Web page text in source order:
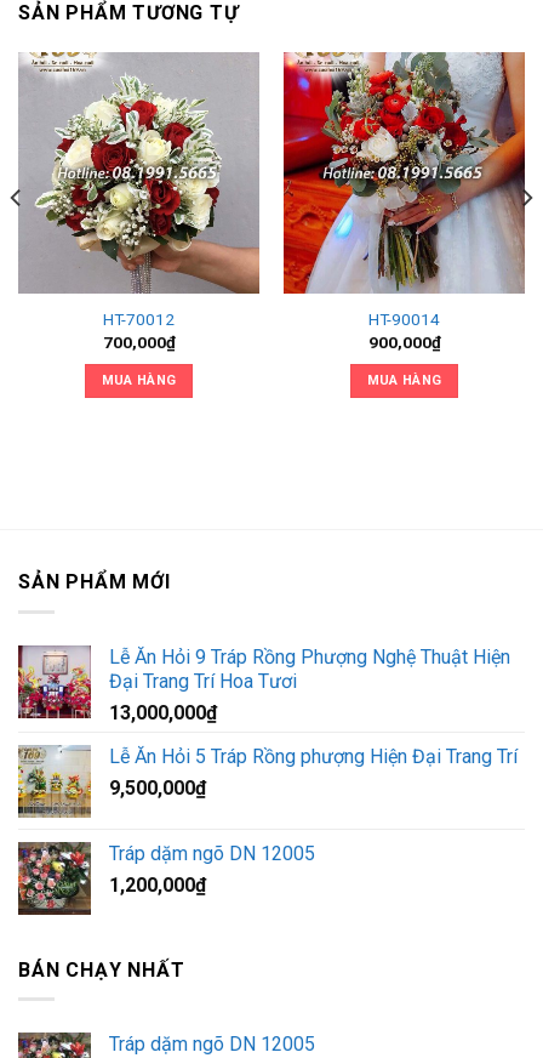
SẢN PHẨM TƯƠNG TỰ
HT-70012
700,000₫
MUA HÀNG
HT-90014
900,000₫
MUA HÀNG
SẢN PHẨM MỚI
Lễ Ăn Hỏi 9 Tráp Rồng Phượng Nghệ Thuật Hiện
Đại Trang Trí Hoa Tươi
13,000,000₫
Lễ Ăn Hỏi 5 Tráp Rồng phượng Hiện Đại Trang Trí
9,500,000₫
Tráp dặm ngõ DN 12005
1,200,000₫
BÁN CHẠY NHẤT
Tráp dặm ngõ DN 12005